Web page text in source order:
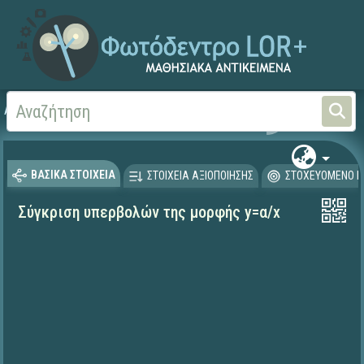
Αρχική
ΒΑΣΙΚΑ ΣΤΟΙΧΕΙΑ ΣΤΟΙΧΕΙΑ ΑΞΙΟΠΟΙΗΣΗΣ ΣΤΟΧΕΥΟΜΕΝΟ
Σύγκριση υπερβολών της μορφής y=α/x